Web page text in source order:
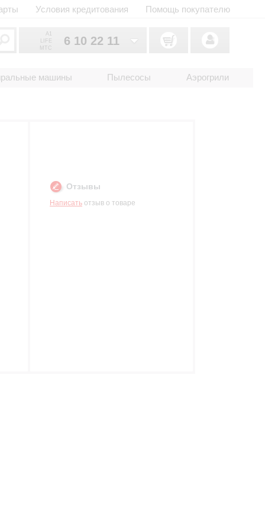
Условия кредитования Помощь покупателю
A1
LIFE
MTC
6 10 22 11
машины Пылесосы Аэрогрили
Отзывы
Написать отзыв о товаре